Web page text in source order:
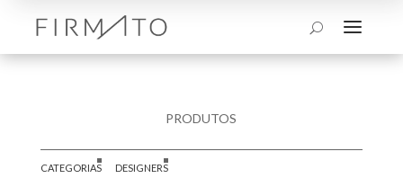
U a
PRODUTOS
CATEGORIAS DESIGNERS